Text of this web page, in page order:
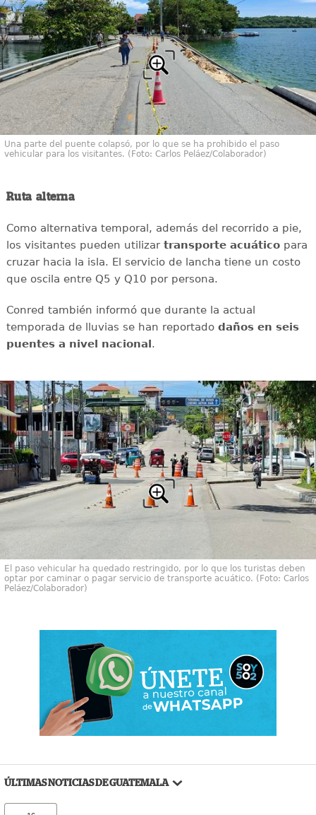
Una parte del puente colapsó, por lo que se ha prohibido el paso
vehicular para los visitantes. (Foto: Carlos Peláez/Colaborador)
Ruta alterna
Como alternativa temporal, además del recorrido a pie,
los visitantes pueden utilizar transporte acuáticopara
cruzar hacia la isla. El servicio de lancha tiene un costo
que oscila entre Q5 y Q10 por persona.
Conred también informó que durante la actual
temporada de lluvias se han reportado daños en seis
puentes a nivel nacional .
El paso vehicular ha quedado restringido, por lo que los turistas deben
optar por caminar o pagar servicio de transporte acuático. (Foto: Carlos
Peláez/Colaborador)
ÚLTIMAS NOTICIAS DE GUATEMALA